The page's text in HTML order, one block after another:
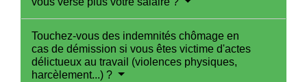
Touchez-vous des indemnités chômage en
cas de démission si vous êtes victime d'actes
délictueux au travail (violences physiques,
harcèlement...) ?